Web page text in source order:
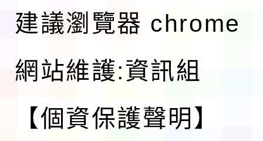
建議瀏覽器 chrome
網站維護:資訊組
【個資保護聲明】